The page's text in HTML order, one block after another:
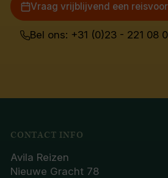
Vraag vrijblijvend een
Bel ons: +31 (0)23 - 221 08
CONTACT INFO
Avila Reizen
Nieuwe Gracht 78